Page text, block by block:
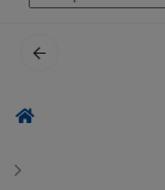
por: